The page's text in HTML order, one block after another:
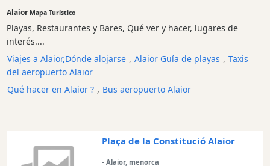
Natural
Atracción
turística
Mirador
Playa
Lugares
lugares
Alaior Mapa Turístico
Playas, Restaurantes y Bares, Qué ver y hacer, lugares de
interés....
Viajes a Alaior,Dónde alojarse , Alaior Guía de playas , Taxis
del aeropuerto Alaior
Qué hacer en Alaior ? , Bus aeropuerto Alaior
Plaça de la Constitució Alaior
- Alaior, menorca